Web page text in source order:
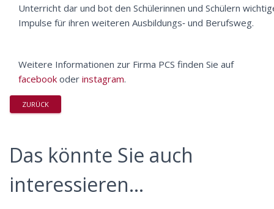
Unterricht dar und bot den Schülerinnen und Schülern
Impulse für ihren weiteren Ausbildungs‑ und Berufsweg.
Weitere Informationen zur Firma PCS finden Sie auf
facebook oder instagram.
ZURÜCK
Das könnte Sie auch
interessieren...